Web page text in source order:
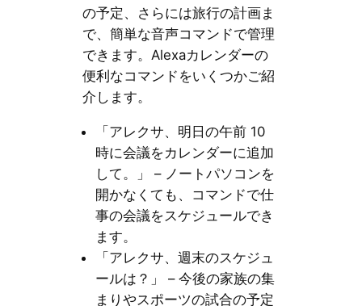
の予定、さらには旅行の計画ま
で、簡単な音声コマンドで管理
できます。Alexaカレンダーの
便利なコマンドをいくつかご紹
介します。
「アレクサ、明日の午前 10
時に会議をカレンダーに追加
して。」 – ノートパソコンを
開かなくても、コマンドで仕
事の会議をスケジュールでき
ます。
「アレクサ、週末のスケジュ
ールは？」 – 今後の家族の集
まりやスポーツの試合の予定